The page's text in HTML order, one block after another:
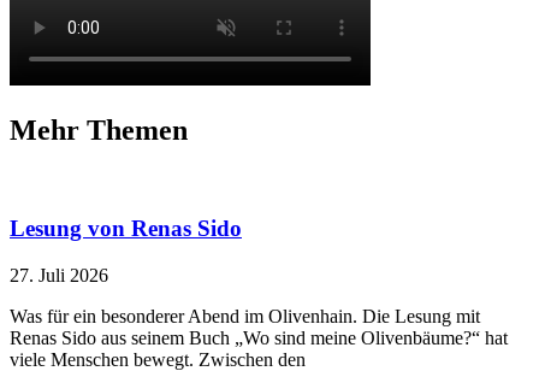
Mehr Themen
Lesung von Renas Sido
27. Juli 2026
Was für ein besonderer Abend im Olivenhain. Die Lesung mit
Renas Sido aus seinem Buch „Wo sind meine Olivenbäume?“ hat
viele Menschen bewegt. Zwischen den